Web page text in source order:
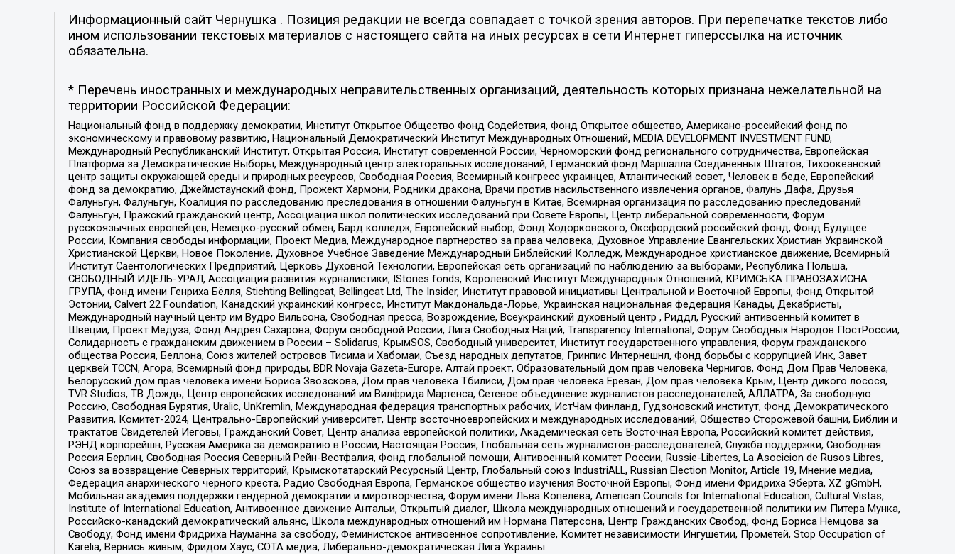
Информационный сайт Чернушка . Позиция редакции не всегда совпадает с точкой зрения авторов. При перепечатке текстов либо
ином использовании текстовых материалов с настоящего сайта на иных ресурсах в сети Интернет гиперссылка на источник
обязательна.
* Перечень иностранных и международных неправительственных организаций, деятельность которых признана нежелательной на
территории Российской Федерации:
Национальный фонд в поддержку демократии, Институт Открытое Общество Фонд Содействия, Фонд Открытое общество, Американо-российский фонд по
экономическому и правовому развитию, Национальный Демократический Институт Международных Отношений, MEDIA DEVELOPMENT INVESTMENT FUND,
Международный Республиканский Институт, Открытая Россия, Институт современной России, Черноморский фонд регионального сотрудничества, Европейская
Платформа за Демократические Выборы, Международный центр электоральных исследований, Германский фонд Маршалла Соединенных Штатов, Тихоокеанский
центр защиты окружающей среды и природных ресурсов, Свободная Россия, Всемирный конгресс украинцев, Атлантический совет, Человек в беде, Европейский
фонд за демократию, Джеймстаунский фонд, Прожект Хармони, Родники дракона, Врачи против насильственного извлечения органов, Фалунь Дафа, Друзья
Фалуньгун, Фалуньгун, Коалиция по расследованию преследования в отношении Фалуньгун в Китае, Всемирная организация по расследованию преследований
Фалуньгун, Пражский гражданский центр, Ассоциация школ политических исследований при Совете Европы, Центр либеральной современности, Форум
русскоязычных европейцев, Немецко-русский обмен, Бард колледж, Европейский выбор, Фонд Ходорковского, Оксфордский российский фонд, Фонд Будущее
России, Компания свободы информации, Проект Медиа, Международное партнерство за права человека, Духовное Управление Евангельских Христиан Украинской
Христианской Церкви, Новое Поколение, Духовное Учебное Заведение Международный Библейский Колледж, Международное христианское движение, Всемирный
Институт Саентологических Предприятий, Церковь Духовной Технологии, Европейская сеть организаций по наблюдению за выборами, Республика Польша,
СВОБОДНЫЙ ИДЕЛЬ-УРАЛ, Ассоциация развития журналистики, IStories fonds, Королевский Институт Международных Отношений, КРИМСЬКА ПРАВОЗАХИСНА
ГРУПА, Фонд имени Генриха Бёлля, Stichting Bellingcat, Bellingcat Ltd, The Insider, Институт правовой инициативы Центральной и Восточной Европы, Фонд Открытой
Эстонии, Calvert 22 Foundation, Канадский украинский конгресс, Институт Макдональда-Лорье, Украинская национальная федерация Канады, Декабристы,
Международный научный центр им Вудро Вильсона, Свободная пресса, Возрождение, Всеукраинский духовный центр , Риддл, Русский антивоенный комитет в
Швеции, Проект Медуза, Фонд Андрея Сахарова, Форум свободной России, Лига Свободных Наций, Transparеncy International, Форум Свободных Народов ПостРоссии,
Солидарность с гражданским движением в России – Solidarus, КрымSOS, Свободный университет, Институт государственного управления, Форум гражданского
общества Россия, Беллона, Союз жителей островов Тисима и Хабомаи, Съезд народных депутатов, Гринпис Интернешнл, Фонд борьбы с коррупцией Инк, Завет
церквей TCCN, Агора, Всемирный фонд природы, BDR Novaja Gazeta-Europe, Алтай проект, Образовательный дом прав человека Чернигов, Фонд Дом Прав Человека,
Белорусский дом прав человека имени Бориса Звозскова, Дом прав человека Тбилиси, Дом прав человека Ереван, Дом прав человека Крым, Центр дикого лосося,
TVR Studios, ТВ Дождь, Центр европейских исследований им Вилфрида Мартенса, Сетевое объединение журналистов расследователей, АЛЛАТРА, За свободную
Россию, Свободная Бурятия, Uralic, UnKremlin, Международная федерация транспортных рабочих, ИстЧам Финланд, Гудзоновский институт, Фонд Демократического
Развития, Комитет-2024, Центрально-Европейский университет, Центр восточноевропейских и международных исследований, Общество Сторожевой башни, Библии и
трактатов Свидетелей Иеговы, Гражданский Совет, Центр анализа европейской политики, Академическая сеть Восточная Европа, Российский комитет действия,
РЭНД корпорейшн, Русская Америка за демократию в России, Настоящая Россия, Глобальная сеть журналистов-расследователей, Служба поддержки, Свободная
Россия Берлин, Свободная Россия Северный Рейн-Вестфалия, Фонд глобальной помощи, Антивоенный комитет России, Russie-Libertes, La Asocicion de Rusos Libres,
Союз за возвращение Северных территорий, Крымскотатарский Ресурсный Центр, Глобальный союз IndustriALL, Russian Election Monitor, Article 19, Мнение медиа,
Федерация анархического черного креста, Радио Свободная Европа, Германское общество изучения Восточной Европы, Фонд имени Фридриха Эберта, XZ gGmbH,
Мобильная академия поддержки гендерной демократии и миротворчества, Форум имени Льва Копелева, American Councils for International Education, Cultural Vistas,
Institute of International Education, Антивоенное движение Антальи, Открытый диалог, Школа международных отношений и государственной политики им Питера Мунка,
Российско-канадский демократический альянс, Школа международных отношений им Нормана Патерсона, Центр Гражданских Свобод, Фонд Бориса Немцова за
Свободу, Фонд имени Фридриха Науманна за свободу, Феминистское антивоенное сопротивление, Комитет независимости Ингушетии, Прометей, Stop Occupation of
Karelia, Вернись живым, Фридом Хаус, СОТА медиа, Либерально-демократическая Лига Украины